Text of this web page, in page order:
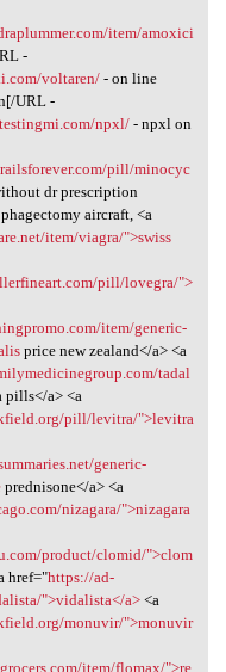
item/amoxici
-
voltaren/- on line
URL -
npxl/- npxl on
pill/minocyc
dr prescription
aircraft, <a
item/viagra/">swiss
pill/lovegra/">
item/generic-
price new zealand</a> <a
tadal
pills</a> <a
pill/levitra/">levitra
generic-
prednisone</a> <a
nizagara/">nizagara
product/clomid/">clom
href="https://ad-
">vidalista</a><a
monuvir/">monuvir
item/flomax/">re